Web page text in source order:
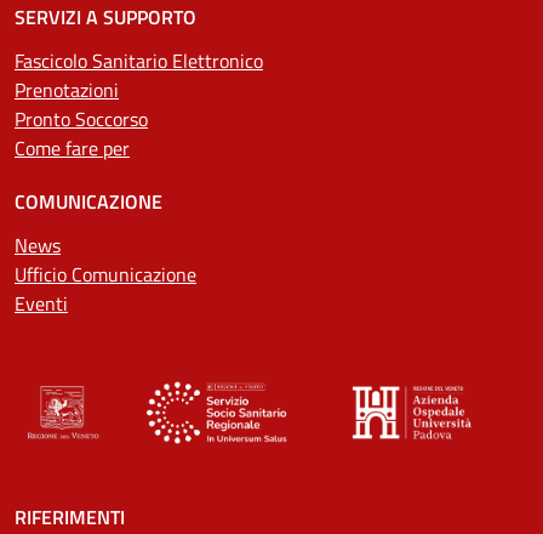
SERVIZI A SUPPORTO
Fascicolo Sanitario Elettronico
Prenotazioni
Pronto Soccorso
Come fare per
COMUNICAZIONE
News
Ufficio Comunicazione
Eventi
RIFERIMENTI